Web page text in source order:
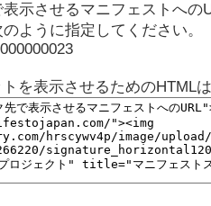
示させるマニフェストへの
ように指定してください。
を表示させるためのHTMLは